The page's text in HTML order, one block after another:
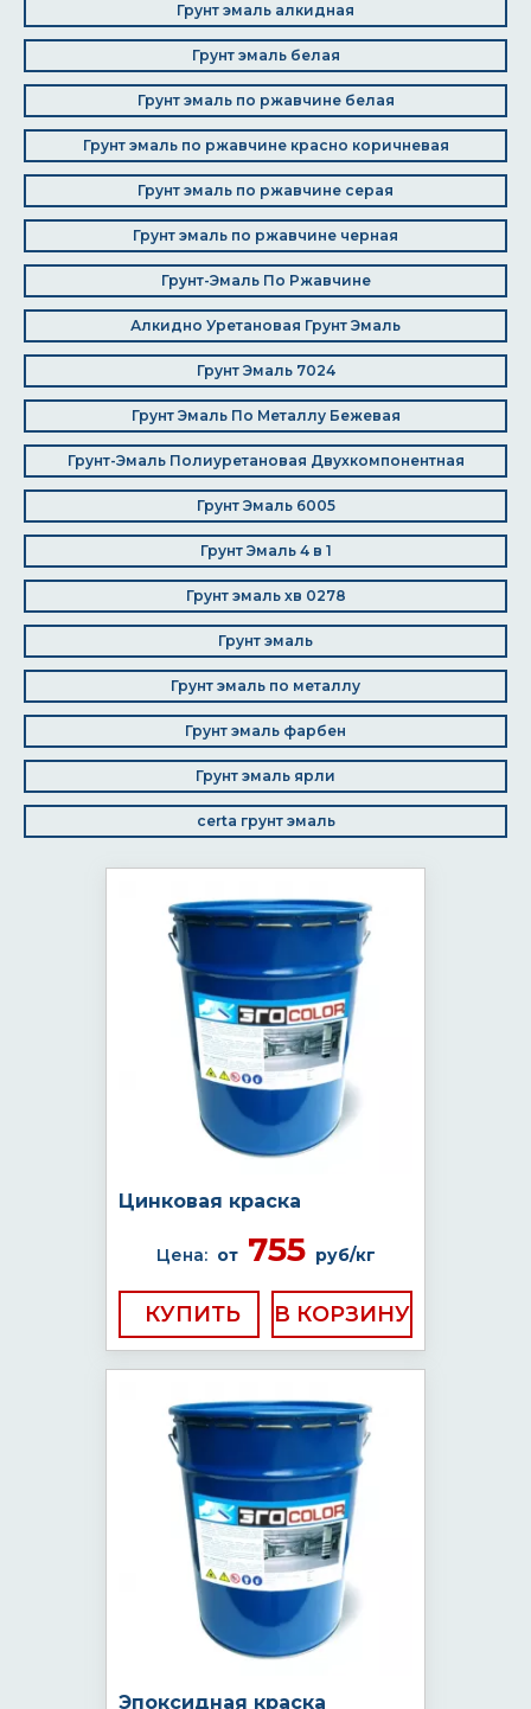
Грунт эмаль алкидная
Грунт эмаль белая
Грунт эмаль по ржавчине белая
Грунт эмаль по ржавчине красно коричневая
Грунт эмаль по ржавчине серая
Грунт эмаль по ржавчине черная
Грунт-Эмаль По Ржавчине
Алкидно Уретановая Грунт Эмаль
Грунт Эмаль 7024
Грунт Эмаль По Металлу Бежевая
Грунт-Эмаль Полиуретановая Двухкомпонентная
Грунт Эмаль 6005
Грунт Эмаль 4 в 1
Грунт эмаль хв 0278
Грунт эмаль
Грунт эмаль по металлу
Грунт эмаль фарбен
Грунт эмаль ярли
certa грунт эмаль
Цинковая краска
Цена: от755 руб/кг
КУПИТЬ
Эпоксидная краска